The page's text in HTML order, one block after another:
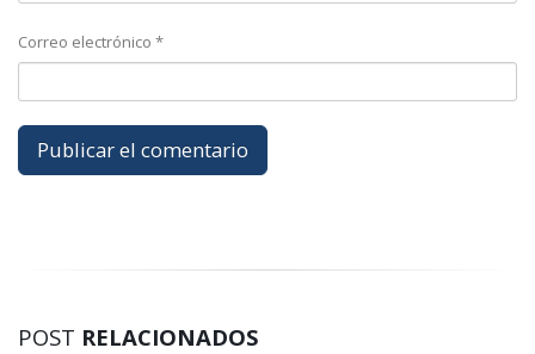
Correo electrónico *
POST RELACIONADOS